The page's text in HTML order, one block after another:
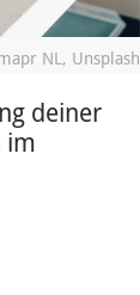
NL, Unsplash
deiner
im